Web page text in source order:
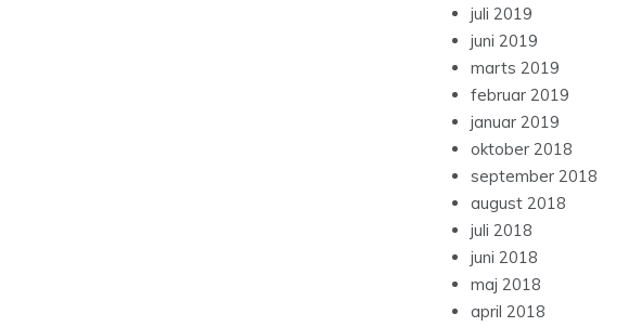
juli 2019
juni 2019
marts 2019
februar 2019
januar 2019
oktober 2018
september 2018
august 2018
juli 2018
juni 2018
maj 2018
april 2018